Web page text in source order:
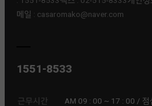
메일 : casaromako@naver.com
1551-8533
근무시간 AM 09 : 00 ~ 17 : 00 / 점